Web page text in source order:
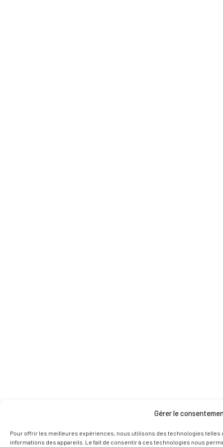
Gérer le
Pour offrir les meilleures expériences, nous utilisons des technologies telles
informations des appareils. Le fait de consentir à ces technologies nous